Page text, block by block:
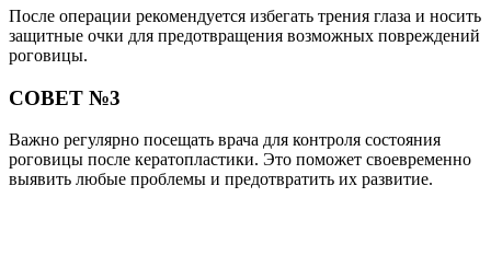
После операции рекомендуется избегать трения глаза и носить
защитные очки для предотвращения возможных повреждений
роговицы.
СОВЕТ №3
Важно регулярно посещать врача для контроля состояния
роговицы после кератопластики. Это поможет своевременно
выявить любые проблемы и предотвратить их развитие.